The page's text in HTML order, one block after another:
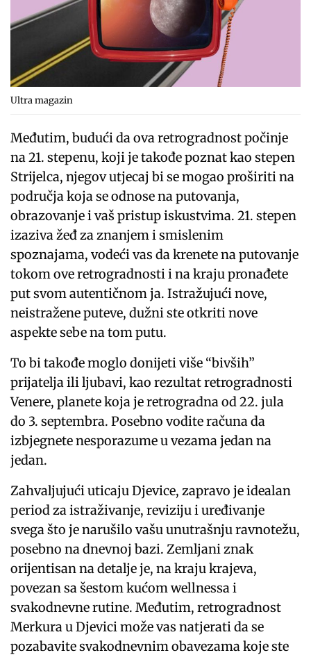
Ultra magazin
Međutim, budući da ova retrogradnost počinje
na 21. stepenu, koji je takođe poznat kao stepen
Strijelca, njegov utjecaj bi se mogao proširiti na
područja koja se odnose na putovanja,
obrazovanje i vaš pristup iskustvima. 21. stepen
izaziva žeđ za znanjem i smislenim
spoznajama, vodeći vas da krenete na putovanje
tokom ove retrogradnosti i na kraju pronađete
put svom autentičnom ja. Istražujući nove,
neistražene puteve, dužni ste otkriti nove
aspekte sebe na tom putu.
To bi takođe moglo donijeti više “bivših”
prijatelja ili ljubavi, kao rezultat retrogradnosti
Venere, planete koja je retrogradna od 22. jula
do 3. septembra. Posebno vodite računa da
izbjegnete nesporazume u vezama jedan na
jedan.
Zahvaljujući uticaju Djevice, zapravo je idealan
period za istraživanje, reviziju i uređivanje
svega što je narušilo vašu unutrašnju ravnotežu,
posebno na dnevnoj bazi. Zemljani znak
orijentisan na detalje je, na kraju krajeva,
povezan sa šestom kućom wellnessa i
svakodnevne rutine. Međutim, retrogradnost
Merkura u Djevici može vas natjerati da se
pozabavite svakodnevnim obavezama koje ste